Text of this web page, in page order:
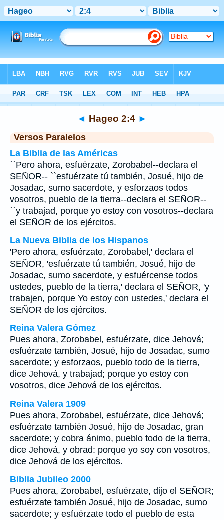
>Hageo> Capítulo 2> Verso 4
◄ Hageo 2:4 ►
Versos Paralelos
La Biblia de las Américas
``Pero ahora, esfuérzate, Zorobabel--declara el
SEÑOR-- ``esfuérzate tú también, Josué, hijo de
Josadac, sumo sacerdote, y esforzaos todos
vosotros, pueblo de la tierra--declara el SEÑOR--
``y trabajad, porque yo estoy con vosotros--declara
el SEÑOR de los ejércitos.
La Nueva Biblia de los Hispanos
'Pero ahora, esfuérzate, Zorobabel,' declara el
SEÑOR, 'esfuérzate tú también, Josué, hijo de
Josadac, sumo sacerdote, y esfuércense todos
ustedes, pueblo de la tierra,' declara el SEÑOR, 'y
trabajen, porque Yo estoy con ustedes,' declara el
SEÑOR de los ejércitos.
Reina Valera Gómez
Pues ahora, Zorobabel, esfuérzate, dice Jehová;
esfuérzate también, Josué, hijo de Josadac, sumo
sacerdote; y esforzaos, pueblo todo de la tierra,
dice Jehová, y trabajad; porque yo estoy con
vosotros, dice Jehová de los ejércitos.
Reina Valera 1909
Pues ahora, Zorobabel, esfuérzate, dice Jehová;
esfuérzate también Josué, hijo de Josadac, gran
sacerdote; y cobra ánimo, pueblo todo de la tierra,
dice Jehová, y obrad: porque yo soy con vosotros,
dice Jehová de los ejércitos.
Biblia Jubileo 2000
Pues ahora, Zorobabel, esfuérzate, dijo el SEÑOR;
esfuérzate también Josué, hijo de Josadac, sumo
sacerdote; y esfuérzate todo el pueblo de esta